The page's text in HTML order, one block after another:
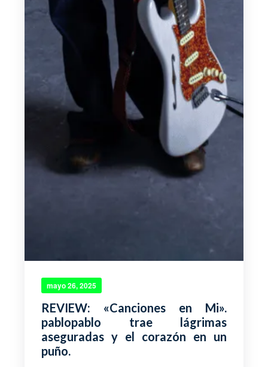
mayo 26, 2025
REVIEW: «Canciones en Mi».
pablopablo trae lágrimas
aseguradas y el corazón en un
puño.